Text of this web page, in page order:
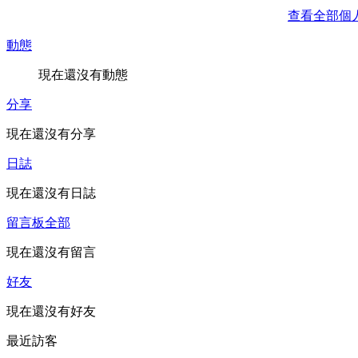
查看全部個
動態
現在還沒有動態
分享
現在還沒有分享
日誌
現在還沒有日誌
留言板全部
現在還沒有留言
好友
現在還沒有好友
最近訪客